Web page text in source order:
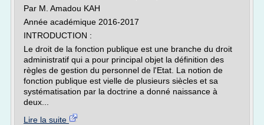
Par M. Amadou KAH
Année académique 2016-2017
INTRODUCTION :
Le droit de la fonction publique est une branche du droit
administratif qui a pour principal objet la définition des
règles de gestion du personnel de l'Etat. La notion de
fonction publique est vielle de plusieurs siècles et sa
systématisation par la doctrine a donné naissance à
deux...
Lire la suite